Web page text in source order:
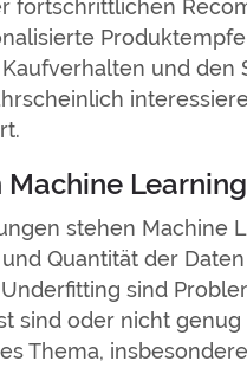
fortschrittlichen
und den
Learning
stehen Machine
Quantität der
sind
sind oder nicht
Thema,